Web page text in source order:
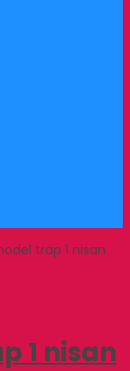
trap 1 nisan
1 nisan